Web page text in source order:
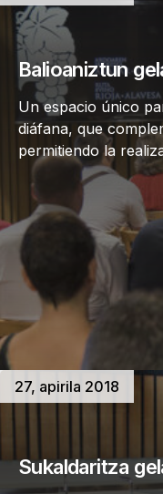
Balioaniztun
Un espacio único
diáfana, que
permitiendo la
27, apirila 2018
Sukaldaritza